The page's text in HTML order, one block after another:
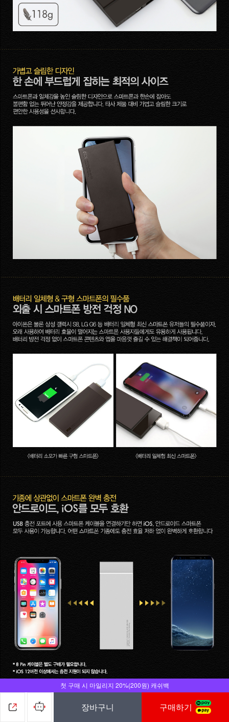
첫 구매 시 마일리지 20%(200원) 캐쉬백
장바구니 구매하기